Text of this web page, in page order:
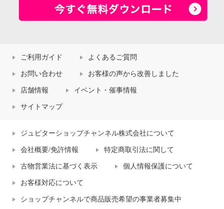
ご利用ガイド よくあるご質問
お問い合わせ お客様の声から改善しました
店舗情報 イベント・催事情報
サイトマップ
ジュピターショップチャンネル株式会社について
会社概要/免許情報 特定商取引法に関して
古物営業法に基づく表示 個人情報保護について
お客様対応について
ショップチャンネルで商品販売希望の事業者募集中